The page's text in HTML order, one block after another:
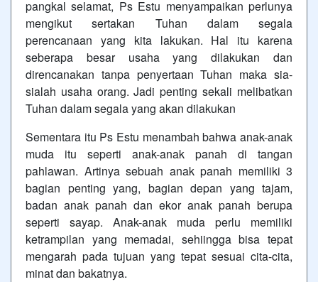
pangkal selamat, Ps Estu menyampaikan perlunya
mengikut sertakan Tuhan dalam segala
perencanaan yang kita lakukan. Hal itu karena
seberapa besar usaha yang dilakukan dan
direncanakan tanpa penyertaan Tuhan maka sia-
sialah usaha orang. Jadi penting sekali melibatkan
Tuhan dalam segala yang akan dilakukan
Sementara itu Ps Estu menambah bahwa anak-anak
muda itu seperti anak-anak panah di tangan
pahlawan. Artinya sebuah anak panah memiliki 3
bagian penting yang, bagian depan yang tajam,
badan anak panah dan ekor anak panah berupa
seperti sayap. Anak-anak muda perlu memiliki
ketrampilan yang memadai, sehiingga bisa tepat
mengarah pada tujuan yang tepat sesuai cita-cita,
minat dan bakatnya.